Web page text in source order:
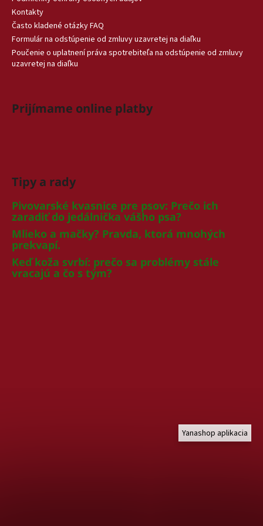
Kontakty
Často kladené otázky FAQ
Formulár na odstúpenie od zmluvy uzavretej na diaľku
Poučenie o uplatnení práva spotrebiteľa na odstúpenie od zmluvy
uzavretej na diaľku
Prijímame online platby
Tipy a rady
Pivovarské kvasnice pre psov: Prečo ich
zaradiť do jedálnička vášho psa?
Mlieko a mačky? Pravda, ktorá mnohých
prekvapí.
Keď koža svrbí: prečo sa problémy stále
vracajú a čo s tým?
Yanashop aplikacia